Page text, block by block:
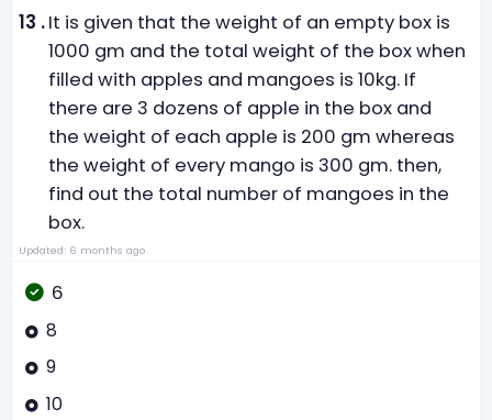
13 .It is given that the weight of an empty box is
1000 gm and the total weight of the box when
filled with apples and mangoes is 10kg. If
there are 3 dozens of apple in the box and
the weight of each apple is 200 gm whereas
the weight of every mango is 300 gm. then,
find out the total number of mangoes in the
box.
Updated: 6 months ago
6
8
9
10